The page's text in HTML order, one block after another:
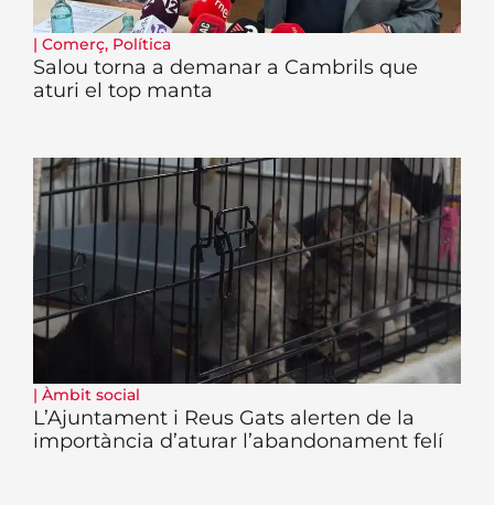
| Comerç, Política
Salou torna a demanar a Cambrils que
aturi el top manta
| Àmbit social
L’Ajuntament i Reus Gats alerten de la
importància d’aturar l’abandonament felí